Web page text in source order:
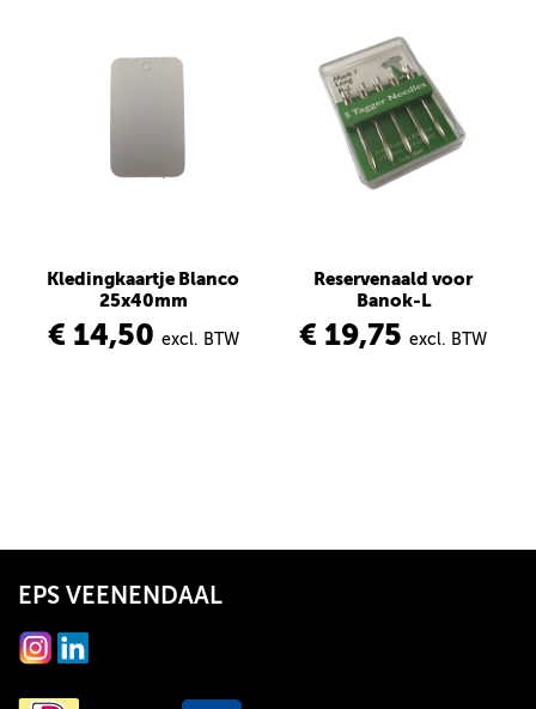
Kledingkaartje Blanco
25x40mm
€ 14,50 excl. BTW
Reservenaald voor
Banok-L
€ 19,75 excl. BTW
EPS VEENENDAAL